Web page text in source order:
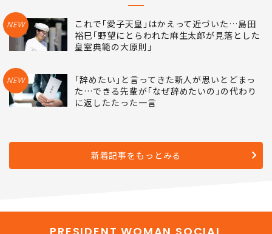
NEW
これで｢愛子天皇｣はかえって近づいた…島田
裕巳｢野望にとらわれた麻生太郎が見落とした
皇室典範の大原則｣
NEW
｢辞めたい｣と言ってきた新人が思いとどまっ
た…できる先輩が｢なぜ辞めたいの｣の代わり
に返したたった一言
新着記事をもっとみる